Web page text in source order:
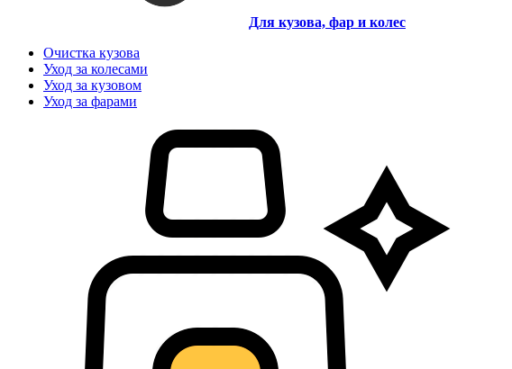
Для кузова, фар и колес
Очистка кузова
Уход за колесами
Уход за кузовом
Уход за фарами